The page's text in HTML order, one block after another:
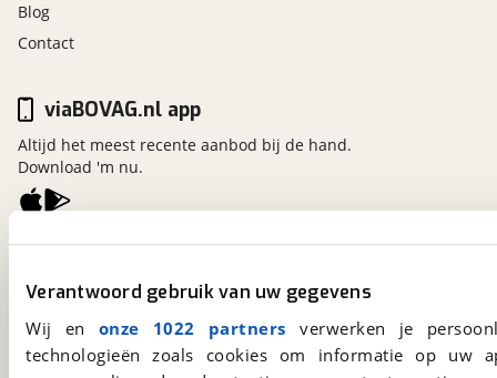
Verantwoord gebruik van uw gegevens
Wij en onze 1022 partners verwerken je
technologieën zoals cookies om informatie op
Blog
Contact
viaBOVAG.nl
Kosterijland
3981 AJ Bunnik
Een initiatief van
BOVAG
viaBOVAG.nl app
Altijd het meest recente aanbod bij de hand.
Download 'm nu.